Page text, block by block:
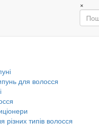
×
для волосся
різних типів волосся